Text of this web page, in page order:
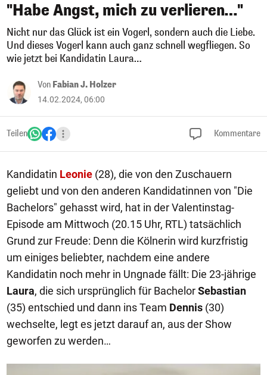
"Habe Angst, mich zu verlieren…"
Nicht nur das Glück ist ein Vogerl, sondern auch die Liebe.
Und dieses Vogerl kann auch ganz schnell wegfliegen. So
wie jetzt bei Kandidatin Laura…
Von Fabian J. Holzer
14.02.2024, 06:00
Teilen Kommentare
Kandidatin Leonie (28), die von den Zuschauern
geliebt und von den anderen Kandidatinnen von "Die
Bachelors" gehasst wird, hat in der Valentinstag-
Episode am Mittwoch (20.15 Uhr, RTL) tatsächlich
Grund zur Freude: Denn die Kölnerin wird kurzfristig
um einiges beliebter, nachdem eine andere
Kandidatin noch mehr in Ungnade fällt: Die 23-jährige
Laura, die sich ursprünglich für BachelorSebastian
(35) entschied und dann ins Team Dennis (30)
wechselte, legt es jetzt darauf an, aus der Show
geworfen zu werden…